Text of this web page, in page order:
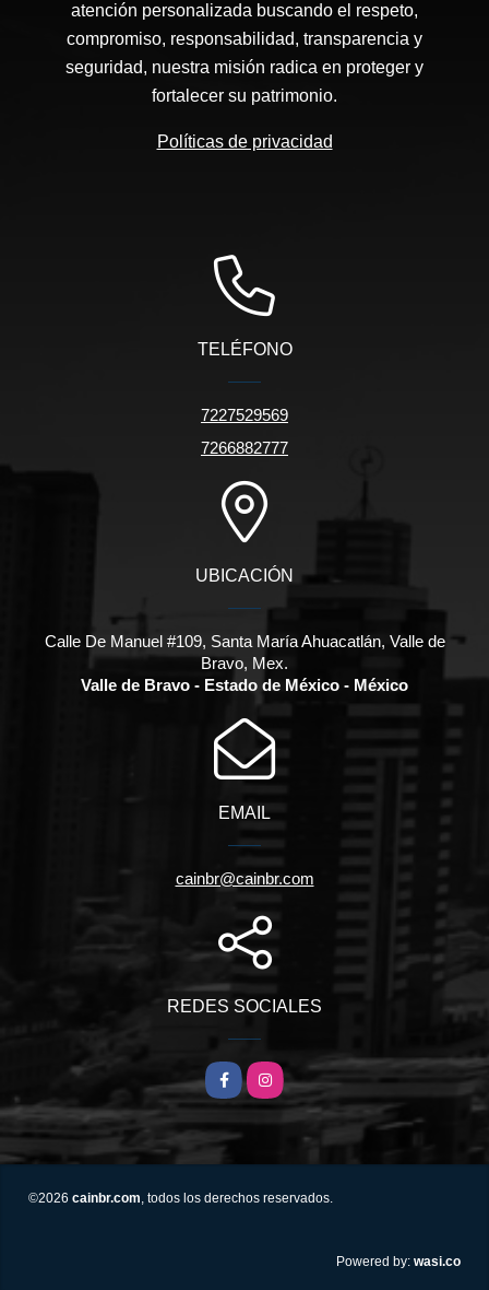
atención personalizada buscando el respeto,
compromiso, responsabilidad, transparencia y
seguridad, nuestra misión radica en proteger y
fortalecer su patrimonio.
Políticas de privacidad
TELÉFONO
7227529569
7266882777
UBICACIÓN
Calle De Manuel #109, Santa María Ahuacatlán, Valle de
Bravo, Mex.
Valle de Bravo - Estado de México - México
EMAIL
cainbr@cainbr.com
REDES SOCIALES
FacebookInstagram
©2026 cainbr.com, todos los derechos reservados.
Powered by: wasi.co